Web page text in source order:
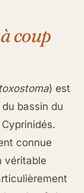
à coup
) est
bassin du
connue
véritable